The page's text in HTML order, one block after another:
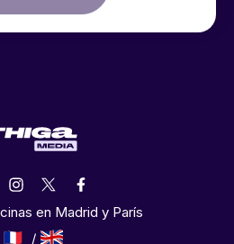
en Madrid y París